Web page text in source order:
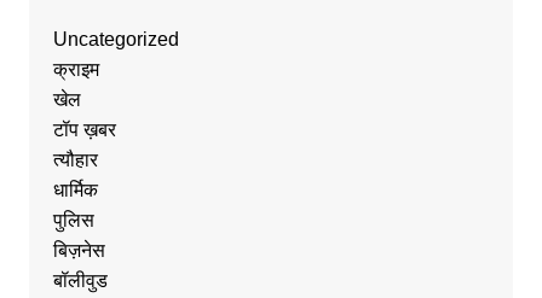
Uncategorized
क्राइम
खेल
टॉप ख़बर
त्यौहार
धार्मिक
पुलिस
बिज़नेस
बॉलीवुड